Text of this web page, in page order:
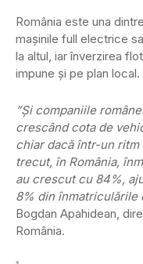
România este una
maşinile full electrice
la altul, iar înverzirea
impune și pe plan local.
”Și companiile
crescând cota de
chiar dacă într-un ritm
trecut, în România,
au crescut cu 84%,
8% din înmatriculările
Bogdan Apahidean,
România.